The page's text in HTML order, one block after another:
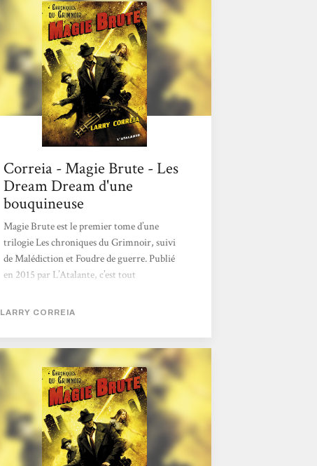
pour la paix. Deux personnes vont se
retrouver...
Correia - Magie Brute - Les
Dream Dream d'une
bouquineuse
Magie Brute est le premier tome d’une
trilogie Les chroniques du Grimnoir, suivi
de Malédiction et Foudre de guerre. Publié
en 2015 par L’Atalante, c’est tout
avec sa couverture rétro et pulp qui
bien d’autres choses… Mon résumé 1930.
Une époque bien différente de la nôtre. Les
dirigeables sillonnent le ciel, des zombies ont
envahi Berlin des suites de la première
guerre, et la magie a définitivement changé
la face du monde. D’un côté l’Imperium, des
japonais,...
LARRY CORREIA